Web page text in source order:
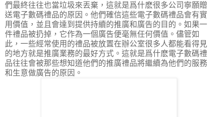
們最終往往也當垃圾來丟棄，這就是爲什麽很多公司寧願贈
送電子數碼禮品的原因。他們確信這些電子數碼禮品會有實
用價值，並且會達到提供持續的推廣和廣告的目的。如果一
件禮品被扔掉，它作為一個廣告便毫無任何價值。儘管如
此，一些經常使用的禮品被放置在辦公室很多人都能看得見
的地方就是推廣業務的最好方式。這就是爲什麽電子數碼禮
品往往會被那些想知道他們的推廣禮品將繼續為他們的服務
和生意做廣告的原因。